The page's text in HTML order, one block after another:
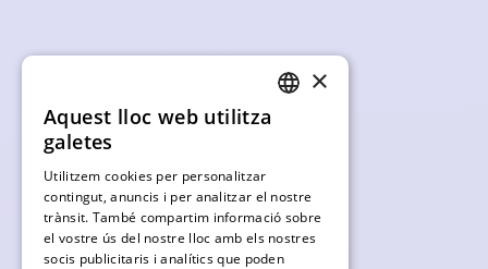
FRENCH
ENGLISH
×
Aquest lloc web utilitza
galetes
Utilitzem cookies per personalitzar
contingut, anuncis i per analitzar el nostre
trànsit. També compartim informació sobre
el vostre ús del nostre lloc amb els nostres
socis publicitaris i analítics que poden